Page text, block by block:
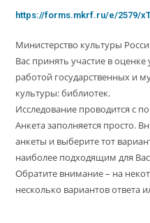
https://forms.mkrf.ru/e/2579/
Министерство культуры
Вас принять участие в
работой государственных и
культуры: библиотек.
Исследование проводится с
Анкета заполняется просто.
анкеты и выберите тот
наиболее подходящим для
Обратите внимание – на
несколько вариантов ответа